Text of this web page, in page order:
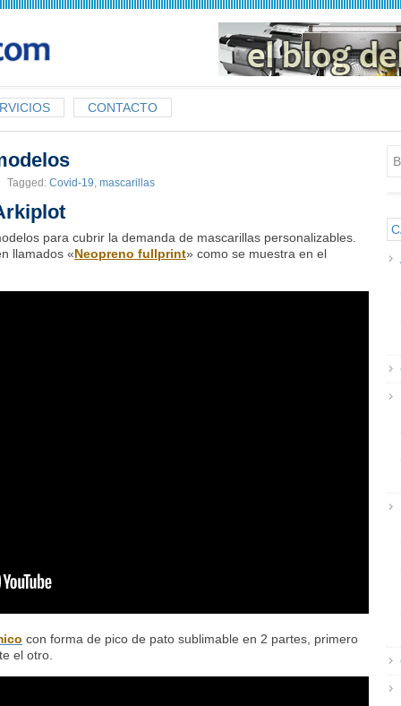
CONTACTO
Tagged: Covid-19, mascarillas
para cubrir la demanda de mascarillas personalizables.
llamados «Neopreno fullprint» como se muestra en el
con forma de pico de pato sublimable en 2 partes, primero
el otro.